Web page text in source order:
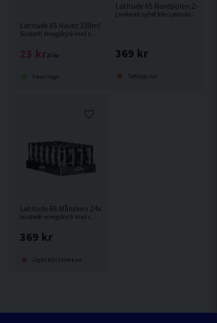
Latitude 65 Havet 330ml Krusbär/Kiwi
Sockerfri energidryck med smak av krusbär/kiwi från Latitude 65.
27 kr
23 kr
Finns i lager
Latitude 65 Nordpolen
Limiterad nyhet från Latitude 65. Sockerfri energidryck med smak av julmust.
369 kr
Tillfälligt slut
Latitude 65 Månsken 24x330ml Cola
Sockerfri energidryck med smak av cola
369 kr
Utgått från Tillverkare